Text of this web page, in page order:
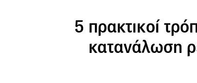
5 πρακτικοί
κατανάλωση